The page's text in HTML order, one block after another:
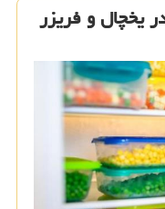
یخچال و فریزر